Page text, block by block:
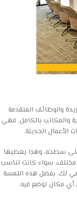
والوظائف المتقدمة
والمكاتب بالكامل. فهي
الأعمال الحديثة.
على سطحه، وهذا يعطيها
وجذابًا. يمكن اختيار الألوان بين 15 لون مختلف، سواء كانت تناسب
لك. بفضل هذه اللمسة
أي مكان توضع فيه.